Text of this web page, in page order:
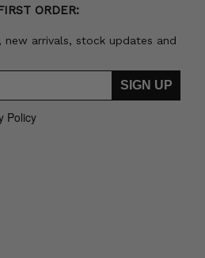
ORDER:
arrivals, stock updates and
SIGN UP
Policy